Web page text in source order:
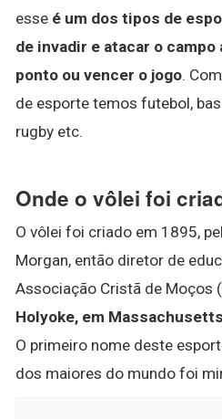
esse é um dos tipos de
de invadir e atacar o
ponto ou vencer o jogo.
de esporte temos futebol,
rugby etc.
Onde o vôlei foi
O vôlei foi criado em 1895,
Morgan, então diretor de
Associação Cristã de Moços
Holyoke, em
O primeiro nome deste
dos maiores do mundo foi